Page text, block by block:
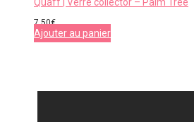
7,50€
Ajouter au panier